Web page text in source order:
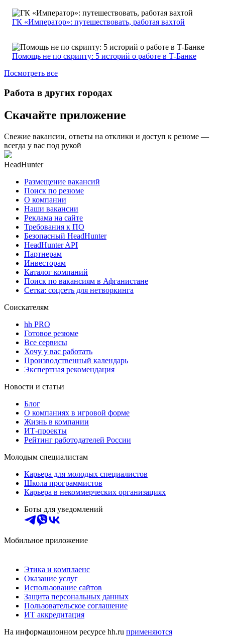
ГК «Император»: путешествовать, работая вахтой
Помощь не по скрипту: 5 историй о работе в Т-Банке
Посмотреть все
Работа в других городах
Скачайте приложение
Свежие вакансии, ответы на отклики и доступ к резюме —
всегда у вас под рукой
HeadHunter
Размещение вакансий
Поиск по резюме
О компании
Наши вакансии
Реклама на сайте
Требования к ПО
Безопасный HeadHunter
HeadHunter API
Партнерам
Инвесторам
Каталог компаний
Поиск по вакансиям в Афганистане
Сетка: соцсеть для нетворкинга
Соискателям
hh PRO
Готовое резюме
Все сервисы
Хочу у вас работать
Производственный календарь
Экспертная рекомендация
Новости и статьи
Блог
О компаниях в игровой форме
Жизнь в компании
ИТ-проекты
Рейтинг работодателей России
Молодым специалистам
Карьера для молодых специалистов
Школа программистов
Карьера в некоммерческих организациях
Боты для уведомлений
Мобильное приложение
Этика и комплаенс
Оказание услуг
Использование сайтов
Защита персональных данных
Пользовательское соглашение
ИТ аккредитация
На информационном ресурсе hh.ru применяются